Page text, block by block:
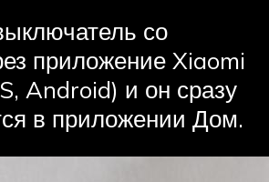
со
приложение Xiaomi
Android) и он сразу
в приложении Дом.